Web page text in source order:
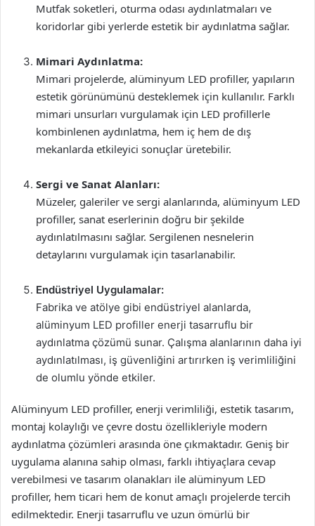
Mutfak soketleri, oturma odası aydınlatmaları ve
koridorlar gibi yerlerde estetik bir aydınlatma sağlar.
Mimari Aydınlatma:
Mimari projelerde, alüminyum LED profiller, yapıların
estetik görünümünü desteklemek için kullanılır. Farklı
mimari unsurları vurgulamak için LED profillerle
kombinlenen aydınlatma, hem iç hem de dış
mekanlarda etkileyici sonuçlar üretebilir.
Sergi ve Sanat Alanları:
Müzeler, galeriler ve sergi alanlarında, alüminyum LED
profiller, sanat eserlerinin doğru bir şekilde
aydınlatılmasını sağlar. Sergilenen nesnelerin
detaylarını vurgulamak için tasarlanabilir.
Endüstriyel Uygulamalar:
Fabrika ve atölye gibi endüstriyel alanlarda,
alüminyum LED profiller enerji tasarruflu bir
aydınlatma çözümü sunar. Çalışma alanlarının daha iyi
aydınlatılması, iş güvenliğini artırırken iş verimliliğini
de olumlu yönde etkiler.
Alüminyum LED profiller, enerji verimliliği, estetik tasarım,
montaj kolaylığı ve çevre dostu özellikleriyle modern
aydınlatma çözümleri arasında öne çıkmaktadır. Geniş bir
uygulama alanına sahip olması, farklı ihtiyaçlara cevap
verebilmesi ve tasarım olanakları ile alüminyum LED
profiller, hem ticari hem de konut amaçlı projelerde tercih
edilmektedir. Enerji tasarruflu ve uzun ömürlü bir